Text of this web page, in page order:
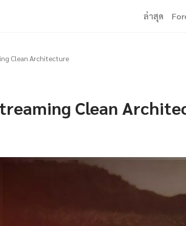
ล่าสุด
Clean Architecture
Clean